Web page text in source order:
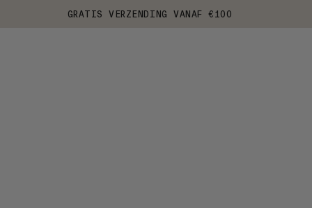
GRATIS VERZENDING VANAF €100